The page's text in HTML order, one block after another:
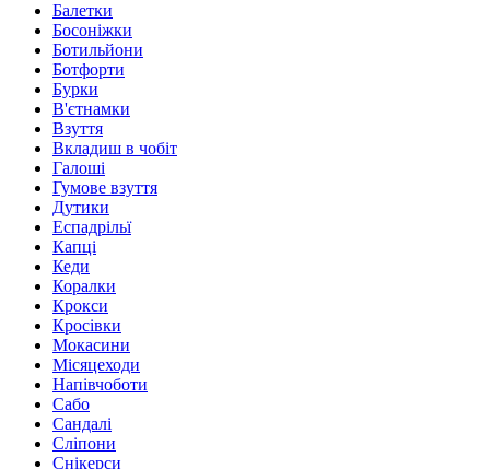
Балетки
Босоніжки
Ботильйони
Ботфорти
Бурки
В'єтнамки
Взуття
Вкладиш в чобіт
Галоші
Гумове взуття
Дутики
Еспадрільї
Капці
Кеди
Коралки
Крокси
Кросівки
Мокасини
Місяцеходи
Напівчоботи
Сабо
Сандалі
Сліпони
Снікерси